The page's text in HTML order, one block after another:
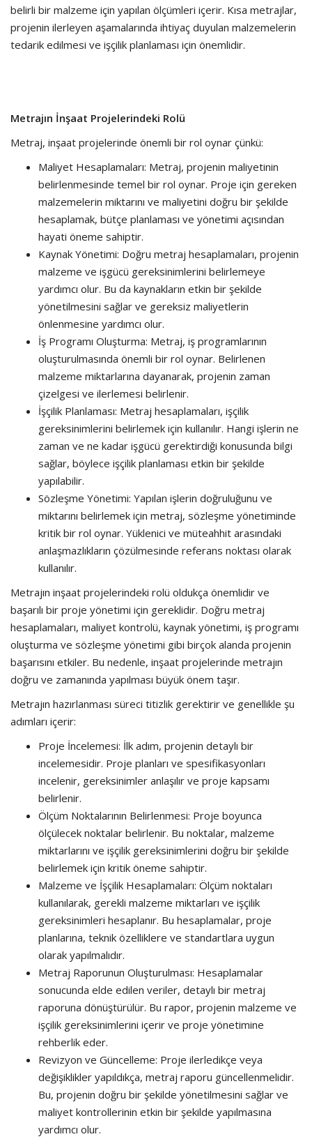
belirli bir malzeme için yapılan ölçümleri içerir. Kısa metrajlar,
projenin ilerleyen aşamalarında ihtiyaç duyulan malzemelerin
tedarik edilmesi ve işçilik planlaması için önemlidir.
Metrajın İnşaat Projelerindeki Rolü
Metraj, inşaat projelerinde önemli bir rol oynar çünkü:
Maliyet Hesaplamaları: Metraj, projenin maliyetinin
belirlenmesinde temel bir rol oynar. Proje için gereken
malzemelerin miktarını ve maliyetini doğru bir şekilde
hesaplamak, bütçe planlaması ve yönetimi açısından
hayati öneme sahiptir.
Kaynak Yönetimi: Doğru metraj hesaplamaları, projenin
malzeme ve işgücü gereksinimlerini belirlemeye
yardımcı olur. Bu da kaynakların etkin bir şekilde
yönetilmesini sağlar ve gereksiz maliyetlerin
önlenmesine yardımcı olur.
İş Programı Oluşturma: Metraj, iş programlarının
oluşturulmasında önemli bir rol oynar. Belirlenen
malzeme miktarlarına dayanarak, projenin zaman
çizelgesi ve ilerlemesi belirlenir.
İşçilik Planlaması: Metraj hesaplamaları, işçilik
gereksinimlerini belirlemek için kullanılır. Hangi işlerin ne
zaman ve ne kadar işgücü gerektirdiği konusunda bilgi
sağlar, böylece işçilik planlaması etkin bir şekilde
yapılabilir.
Sözleşme Yönetimi: Yapılan işlerin doğruluğunu ve
miktarını belirlemek için metraj, sözleşme yönetiminde
kritik bir rol oynar. Yüklenici ve müteahhit arasındaki
anlaşmazlıkların çözülmesinde referans noktası olarak
kullanılır.
Metrajın inşaat projelerindeki rolü oldukça önemlidir ve
başarılı bir proje yönetimi için gereklidir. Doğru metraj
hesaplamaları, maliyet kontrolü, kaynak yönetimi, iş programı
oluşturma ve sözleşme yönetimi gibi birçok alanda projenin
başarısını etkiler. Bu nedenle, inşaat projelerinde metrajın
doğru ve zamanında yapılması büyük önem taşır.
Metrajın hazırlanması süreci titizlik gerektirir ve genellikle şu
adımları içerir:
Proje İncelemesi: İlk adım, projenin detaylı bir
incelemesidir. Proje planları ve spesifikasyonları
incelenir, gereksinimler anlaşılır ve proje kapsamı
belirlenir.
Ölçüm Noktalarının Belirlenmesi: Proje boyunca
ölçülecek noktalar belirlenir. Bu noktalar, malzeme
miktarlarını ve işçilik gereksinimlerini doğru bir şekilde
belirlemek için kritik öneme sahiptir.
Malzeme ve İşçilik Hesaplamaları: Ölçüm noktaları
kullanılarak, gerekli malzeme miktarları ve işçilik
gereksinimleri hesaplanır. Bu hesaplamalar, proje
planlarına, teknik özelliklere ve standartlara uygun
olarak yapılmalıdır.
Metraj Raporunun Oluşturulması: Hesaplamalar
sonucunda elde edilen veriler, detaylı bir metraj
raporuna dönüştürülür. Bu rapor, projenin malzeme ve
işçilik gereksinimlerini içerir ve proje yönetimine
rehberlik eder.
Revizyon ve Güncelleme: Proje ilerledikçe veya
değişiklikler yapıldıkça, metraj raporu güncellenmelidir.
Bu, projenin doğru bir şekilde yönetilmesini sağlar ve
maliyet kontrollerinin etkin bir şekilde yapılmasına
yardımcı olur.